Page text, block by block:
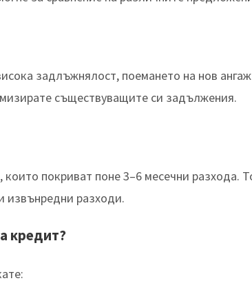
задлъжнялост, поемането на нов
съществуващите си задължения.
покриват поне 3–6 месечни разхода.
извънредни разходи.
кредит?